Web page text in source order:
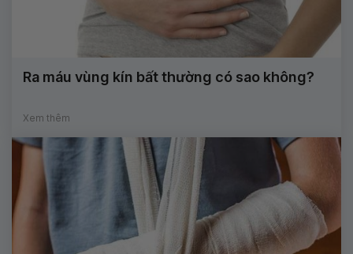
Ra máu vùng kín bất thường có sao không?
Xem thêm